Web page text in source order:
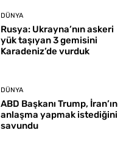
DÜNYA
Rusya: Ukrayna’nın askeri
yük taşıyan 3 gemisini
Karadeniz’de vurduk
DÜNYA
ABD Başkanı Trump, İran’ın
anlaşma yapmak istediğini
savundu